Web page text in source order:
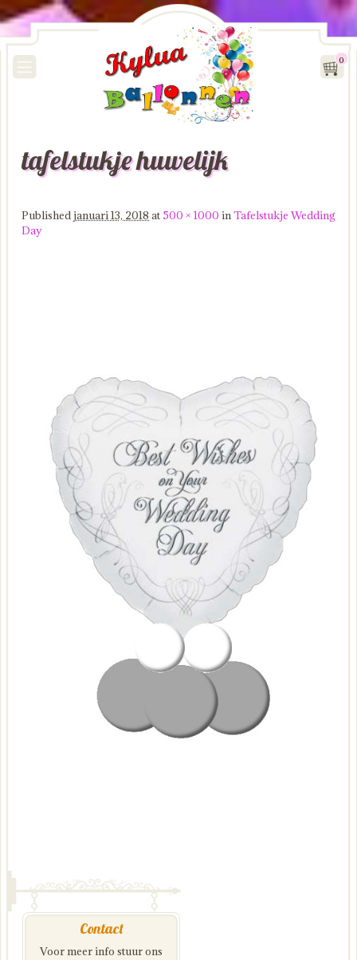
0
Image navigation
tafelstukje huwelijk
Publishedjanuari 13, 2018 at500 × 1000 inTafelstukje Wedding
Day
Contact
Voor meer info stuur ons